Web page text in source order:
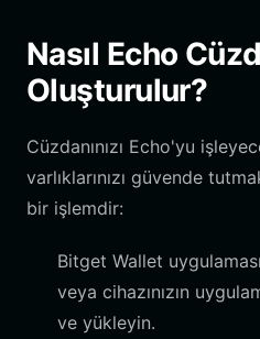
Nasıl Echo
Oluşturulur?
Cüzdanınızı Echo'yu
varlıklarınızı güvende
bir işlemdir:
Bitget Wallet
veya cihazınızın
ve yükleyin.